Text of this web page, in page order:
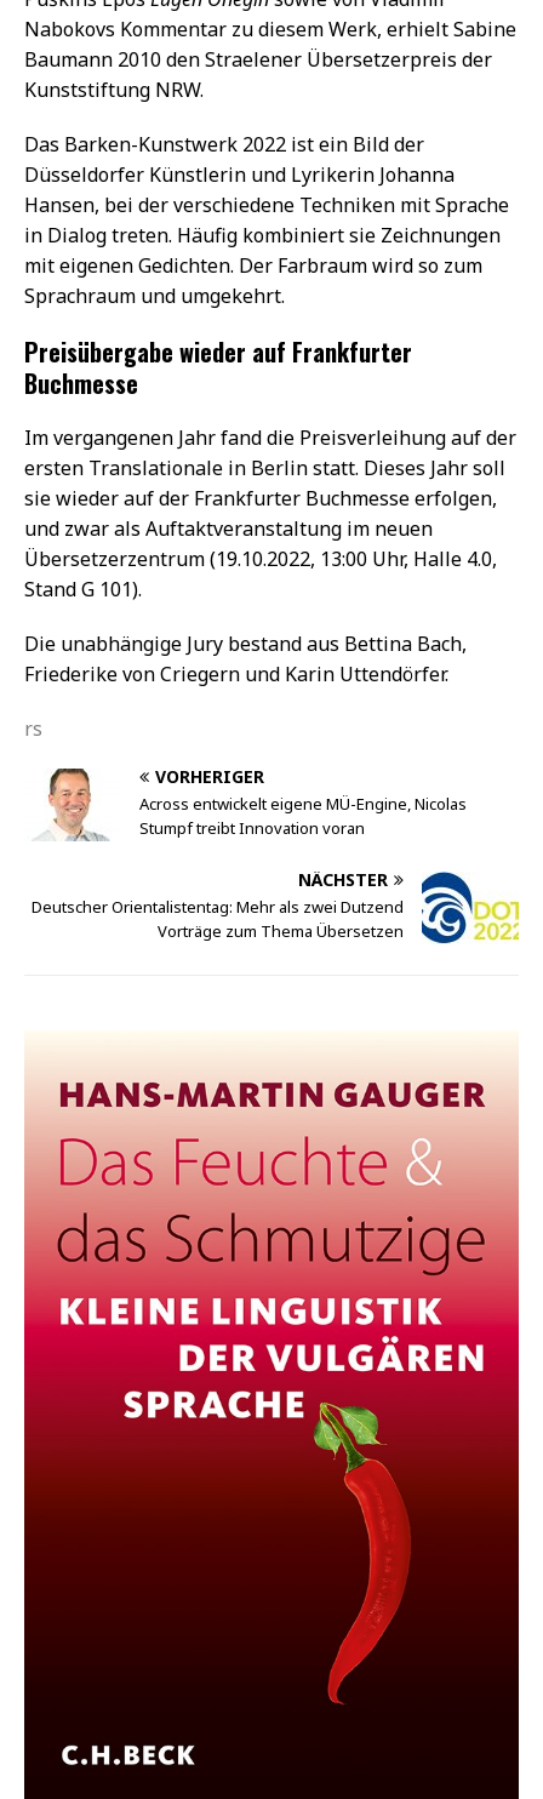
Nabokovs Kommentar zu diesem Werk, erhielt Sabine
Baumann 2010 den Straelener Übersetzerpreis der
Kunststiftung NRW.
Das Barken-Kunstwerk 2022 ist ein Bild der
Düsseldorfer Künstlerin und Lyrikerin Johanna
Hansen, bei der verschiedene Techniken mit Sprache
in Dialog treten. Häufig kombiniert sie Zeichnungen
mit eigenen Gedichten. Der Farbraum wird so zum
Sprachraum und umgekehrt.
Preisübergabe wieder auf Frankfurter
Buchmesse
Im vergangenen Jahr fand die Preisverleihung auf der
ersten Translationale in Berlin statt. Dieses Jahr soll
sie wieder auf der Frankfurter Buchmesse erfolgen,
und zwar als Auftaktveranstaltung im neuen
Übersetzerzentrum (19.10.2022, 13:00 Uhr, Halle 4.0,
Stand G 101).
Die unabhängige Jury bestand aus Bettina Bach,
Friederike von Criegern und Karin Uttendörfer.
rs
VORHERIGER
Across entwickelt eigene MÜ-Engine, Nicolas
Stumpf treibt Innovation voran
NÄCHSTER
Deutscher Orientalistentag: Mehr als zwei Dutzend
Vorträge zum Thema Übersetzen